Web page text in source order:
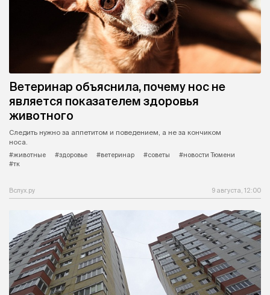
Ветеринар объяснила, почему нос не
является показателем здоровья
животного
Следить нужно за аппетитом и поведением, а не за кончиком
носа.
#животные
#здоровье #ветеринар #советы
#новости Тюмени
#тк
Вслух.ру 9 августа, 12:00